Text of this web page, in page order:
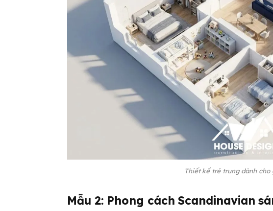
Thiết kế trẻ trung dành cho
Mẫu 2: Phong cách Scandinavian